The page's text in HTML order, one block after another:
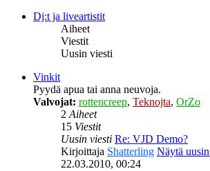
Dj:t ja liveartistit
Aiheet
Viestit
Uusin viesti
Vinkit
Pyydä apua tai anna neuvoja.
Valvojat: rottencreep, Teknojta, OrZo
2Aiheet
15 Viestit
Uusin viesti Re: VJD Demo?
Kirjoittaja Shatterling Näytä
22.03.2010, 00:24